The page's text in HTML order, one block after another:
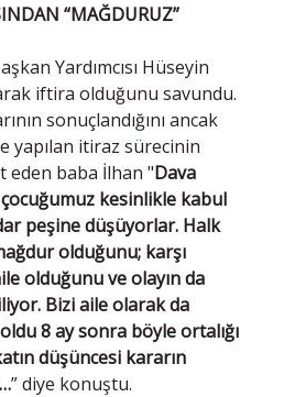
“MAĞDURUZ”
Yardımcısı Hüseyin
iftira olduğunu savundu.
sonuçlandığını ancak
yapılan itiraz sürecinin
eden baba İlhan "Dava
kesinlikle kabul
peşine düşüyorlar. Halk
olduğunu; karşı
olduğunu ve olayın da
Bizi aile olarak da
8 ay sonra böyle ortalığı
düşüncesi kararın
” diye konuştu.